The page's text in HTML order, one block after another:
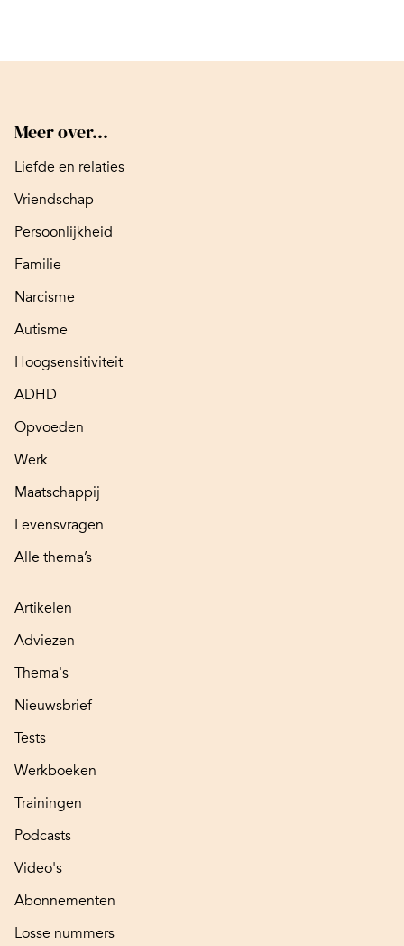
Meer over...
Liefde en relaties
Vriendschap
Persoonlijkheid
Familie
Narcisme
Autisme
Hoogsensitiviteit
ADHD
Opvoeden
Werk
Maatschappij
Levensvragen
Alle thema’s
Artikelen
Adviezen
Thema's
Nieuwsbrief
Tests
Werkboeken
Trainingen
Podcasts
Video's
Abonnementen
Losse nummers